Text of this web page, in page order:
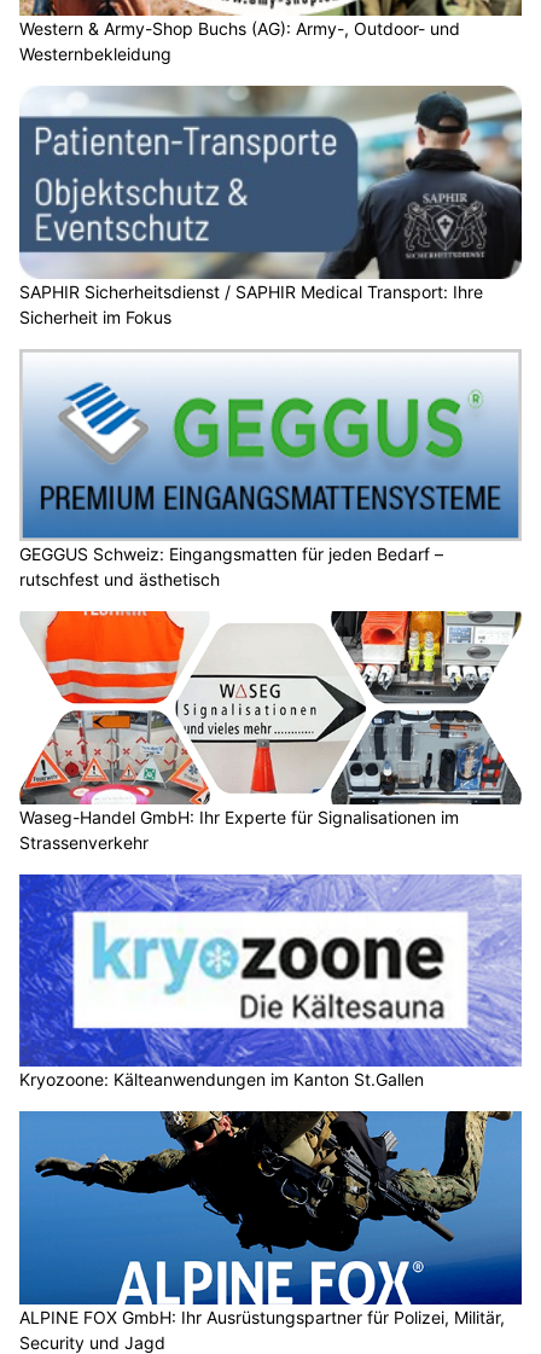
Western & Army-Shop Buchs (AG): Army-, Outdoor- und
Westernbekleidung
SAPHIR Sicherheitsdienst / SAPHIR Medical Transport: Ihre
Sicherheit im Fokus
GEGGUS Schweiz: Eingangsmatten für jeden Bedarf –
rutschfest und ästhetisch
Waseg-Handel GmbH: Ihr Experte für Signalisationen im
Strassenverkehr
Kryozoone: Kälteanwendungen im Kanton St.Gallen
ALPINE FOX GmbH: Ihr Ausrüstungspartner für Polizei, Militär,
Security und Jagd